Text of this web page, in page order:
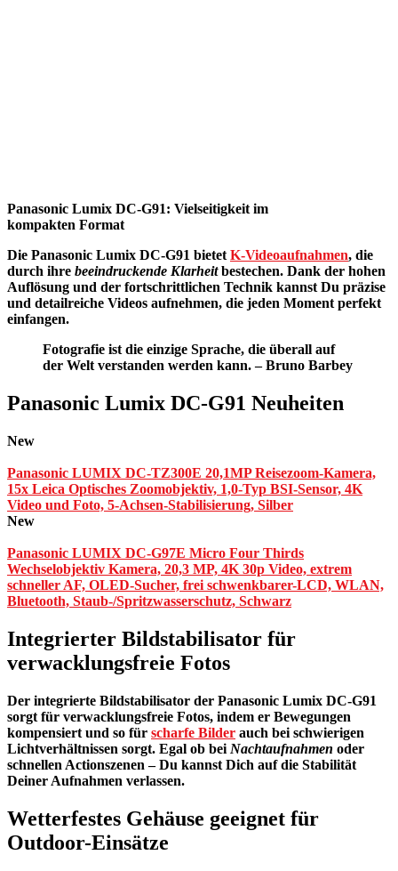
Panasonic Lumix DC-G91: Vielseitigkeit im
kompakten Format
Die Panasonic Lumix DC-G91 bietet K-Videoaufnahmen, die
durch ihre beeindruckende Klarheitbestechen. Dank der hohen
Auflösung und der fortschrittlichen Technik kannst Du präzise
und detailreiche Videos aufnehmen, die jeden Moment perfekt
einfangen.
Fotografie ist die einzige Sprache, die überall auf
der Welt verstanden werden kann. – Bruno Barbey
Panasonic Lumix DC-G91 Neuheiten
New
Panasonic LUMIX DC-TZ300E 20,1MP Reisezoom-Kamera,
15x Leica Optisches Zoomobjektiv, 1,0-Typ BSI-Sensor, 4K
Video und Foto, 5-Achsen-Stabilisierung, Silber
New
Panasonic LUMIX DC-G97E Micro Four Thirds
Wechselobjektiv Kamera, 20,3 MP, 4K 30p Video, extrem
schneller AF, OLED-Sucher, frei schwenkbarer-LCD, WLAN,
Bluetooth, Staub-/Spritzwasserschutz, Schwarz
Integrierter Bildstabilisator für
verwacklungsfreie Fotos
Der integrierte Bildstabilisator der Panasonic Lumix DC-G91
sorgt für verwacklungsfreie Fotos, indem er Bewegungen
kompensiert und so für scharfe Bilder auch bei schwierigen
Lichtverhältnissen sorgt. Egal ob bei Nachtaufnahmen oder
schnellen Actionszenen – Du kannst Dich auf die Stabilität
Deiner Aufnahmen verlassen.
Wetterfestes Gehäuse geeignet für
Outdoor-Einsätze